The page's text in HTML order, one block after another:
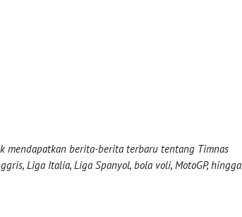
mendapatkan berita-berita terbaru tentang Timnas
Liga Italia, Liga Spanyol, bola voli, MotoGP, hingga